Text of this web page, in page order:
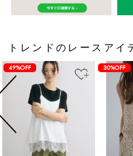
トレンドのレースアイ
49%OFF 30%OFF